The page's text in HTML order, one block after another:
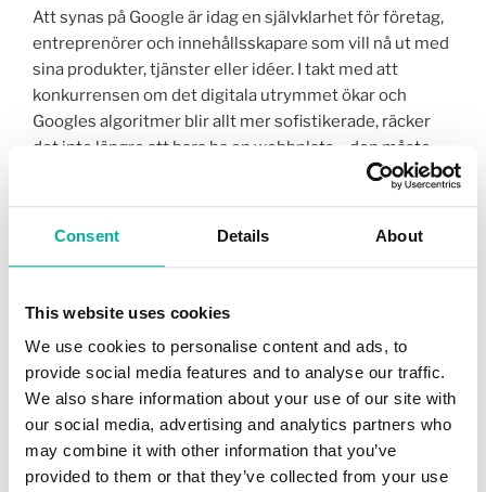
Consent Details About
This website uses cookies
We use cookies to personalise content and ads, to
provide social media features and to analyse our traffic.
We also share information about your use of our site with
our social media, advertising and analytics partners who
may combine it with other information that you’ve
provided to them or that they’ve collected from your use
din
hemsida”
Att synas på Google är idag en självklarhet för företag,
entreprenörer och innehållsskapare som vill nå ut med
sina produkter, tjänster eller idéer. I takt med att
konkurrensen om det digitala utrymmet ökar och
Googles algoritmer blir allt mer sofistikerade, räcker
det inte längre att bara ha en webbplats – den måste
för
SEO”
SEARCH
Sök
efter:
Sök
KATEGORIER